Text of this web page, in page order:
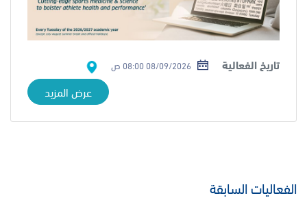
تاريخ الفعالية 08/09/2026 08:00 ص
عرض المزيد
الفعاليات السابقة